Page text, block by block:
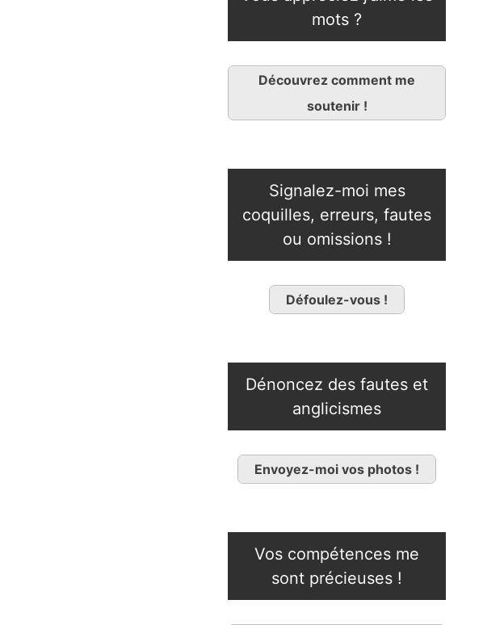
mots ?
Découvrez comment me
soutenir !
Signalez-moi mes
coquilles, erreurs, fautes
ou omissions !
Défoulez-vous !
Dénoncez des fautes et
anglicismes
Envoyez-moi vos photos !
Vos compétences me
sont précieuses !